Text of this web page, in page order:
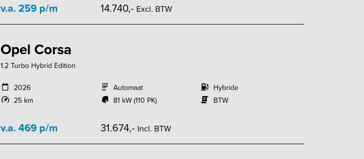
v.a. 259 p/m 14.740,- Excl. BTW
Opel Corsa
1.2 Turbo Hybrid Edition
2026
25 km
Automaat
81 kW (110 PK)
Hybride
BTW
v.a. 469 p/m 31.674,- Incl. BTW